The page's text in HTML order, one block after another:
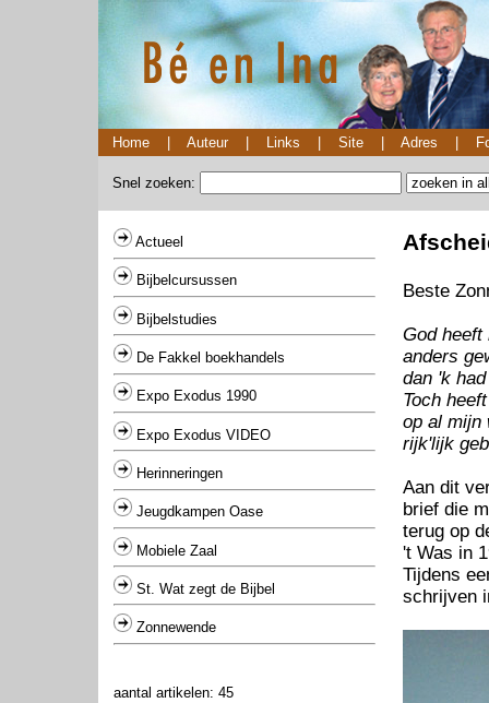
Home Auteur Links Site Adres
Snel zoeken:
Actueel
Bijbelcursussen
Bijbelstudies
De Fakkel boekhandels
Expo Exodus 1990
Expo Exodus VIDEO
Herinneringen
Jeugdkampen Oase
Mobiele Zaal
St. Wat zegt de Bijbel
Zonnewende
aantal artikelen: 45
Beste
God heeft
anders
dan 'k
Toch
op al mijn
rijk'lijk
Aan dit
brief die
terug op
't Was in
Tijdens
schrijven